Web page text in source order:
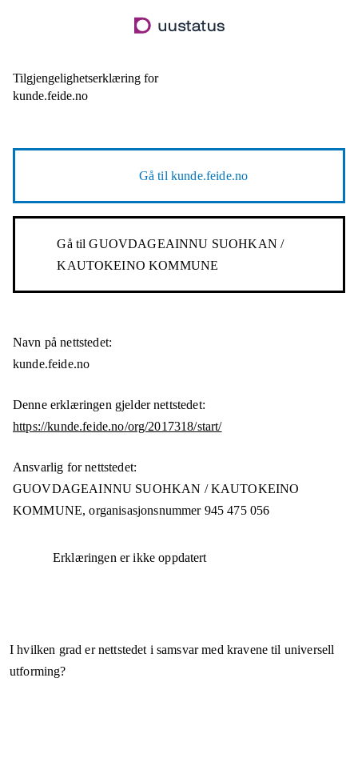
til
Tilgjengelighetserklæring for
kunde.feide.no
Gå til kunde.feide.no
Gå tilGUOVDAGEAINNU SUOHKAN /
KAUTOKEINO KOMMUNE
Navn på nettstedet:
kunde.feide.no
Denne erklæringen gjelder nettstedet:
https://kunde.feide.no/org/2017318/start/
Ansvarlig for nettstedet:
GUOVDAGEAINNU SUOHKAN / KAUTOKEINO
KOMMUNE,organisasjonsnummer 945 475 056
Erklæringen er ikke oppdatert
I hvilken grad er nettstedet i samsvar med kravene til universell
utforming?